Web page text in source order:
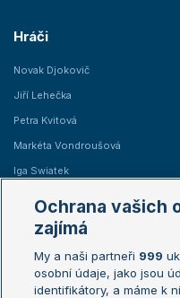
Hráči
Novak Djokovič
Jiří Lehečka
Petra Kvitová
Markéta Vondroušová
Iga Swiatek
Žebříčky
Žebříček ATP (muži)
Žebříček WTA (ženy)
Ochrana vašich
zajímá
My a naši partneři 999
osobní údaje, jako jsou
identifikátory, a máme k